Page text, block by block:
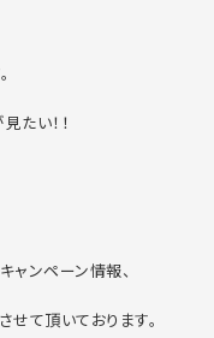
たい！！
ンペーン情報、
て頂いております。